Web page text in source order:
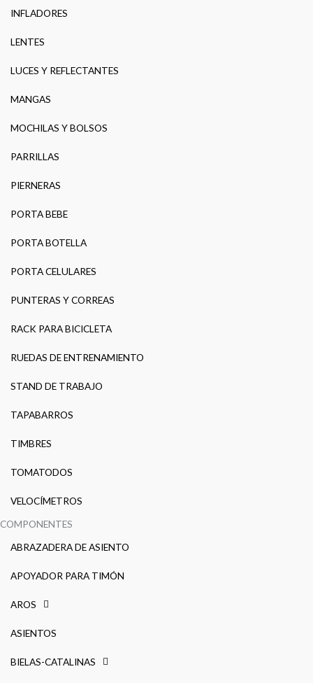
INFLADORES
LENTES
LUCES Y REFLECTANTES
MANGAS
MOCHILAS Y BOLSOS
PARRILLAS
PIERNERAS
PORTA BEBE
PORTA BOTELLA
PORTA CELULARES
PUNTERAS Y CORREAS
RACK PARA BICICLETA
RUEDAS DE ENTRENAMIENTO
STAND DE TRABAJO
TAPABARROS
TIMBRES
TOMATODOS
VELOCÍMETROS
COMPONENTES
ABRAZADERA DE ASIENTO
APOYADOR PARA TIMÓN
AROS
ASIENTOS
BIELAS-CATALINAS